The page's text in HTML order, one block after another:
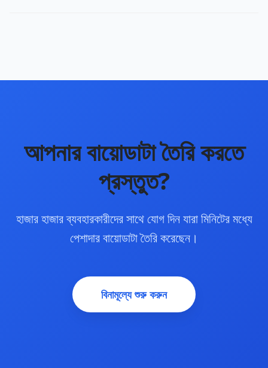
আপনার বায়োডাটা তৈরি করতে
প্রস্তুত?
হাজার হাজার ব্যবহারকারীদের সাথে যোগ দিন যারা মিনিটের মধ্যে
পেশাদার বায়োডাটা তৈরি করেছেন।
বিনামূল্যে শুরু করুন